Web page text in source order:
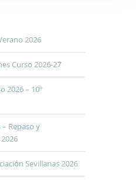
2026
Curso 2026-27
2026 – 10º
Repaso y
Sevillanas 2026